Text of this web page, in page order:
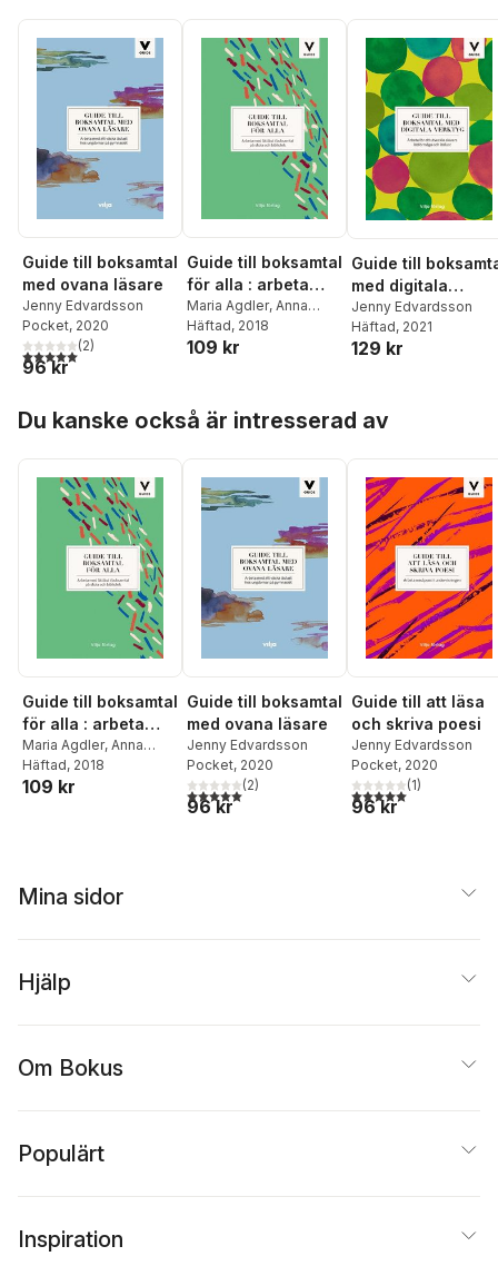
Guide till boksamtal
med ovana läsare
Jenny Edvardsson
Pocket, 2020
5,0utav 5 stjärnor. Totalt antal röster:
(2)
96 kr
Guide till boksamtal
för alla : arbeta
med lättläst i
boksamtal på skola
och bibliotek
Maria Agdler, Anna
Dahlström
Häftad, 2018
109 kr
Guide till
med digitala
verktyg : arbeta
att utveckla
elevers
Jenny Edvardsson
Häftad, 2021
129 kr
Du kanske också är intresserad av
Guide till boksamtal
för alla : arbeta
med lättläst i
boksamtal på skola
och bibliotek
Maria Agdler, Anna
Dahlström
Häftad, 2018
109 kr
Guide till boksamtal
med ovana läsare
Jenny Edvardsson
Pocket, 2020
5,0utav 5 stjärnor. Totalt antal röster:
(2)
96 kr
Guide till att läsa
och skriva poesi
Jenny Edvardsson
Pocket, 2020
5,0utav 5 stjärnor.
(1)
96 kr
Mina sidor
Hjälp
Om Bokus
Populärt
Inspiration